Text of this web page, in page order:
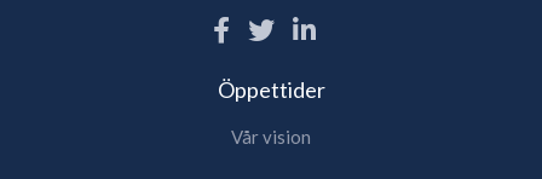
Öppettider
Vår vision